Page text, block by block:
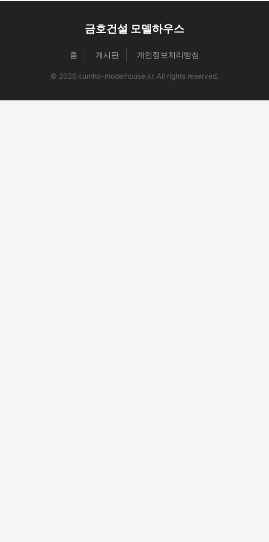
금호건설 모델하우스
홈 게시판 개인정보처리방침
© 2026 kumho-modelhouse.kr. All rights reserved.